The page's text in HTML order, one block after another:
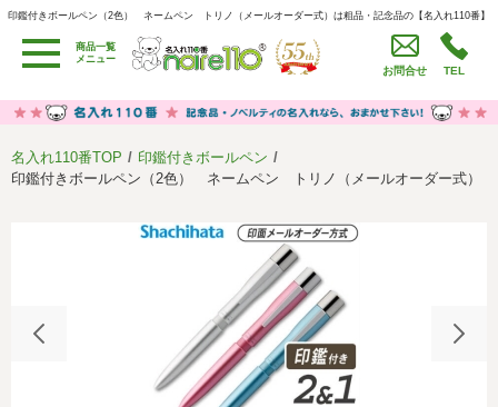
印鑑付きボールペン（2色） ネームペン トリノ（メールオーダー式）は粗品・記念品の【名入れ110
印鑑付きボールペン（2色） ネームペン トリノ（メールオーダー式）は粗品・記念品の【名入れ110番】
商品一覧
メニュー
お問合せ TEL
用途別カテゴリ
卒園・卒業記念品
労働組合・設立記念・周年記念
うちわ・扇子・ファン
イベント・パーティーグッズ
セール品グッズ
名入れについて
社会貢献活動 特定商取引法に基づく表記
著作権と推奨環境について プライバシーポリシー
名入れ110番TOP
印鑑付きボールペン
印鑑付きボールペン（2色） ネームペン トリノ（メールオーダー式）